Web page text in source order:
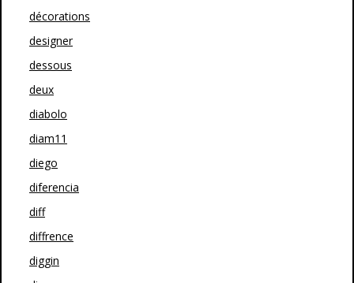
décorations
designer
dessous
deux
diabolo
diam11
diego
diferencia
diff
diffrence
diggin